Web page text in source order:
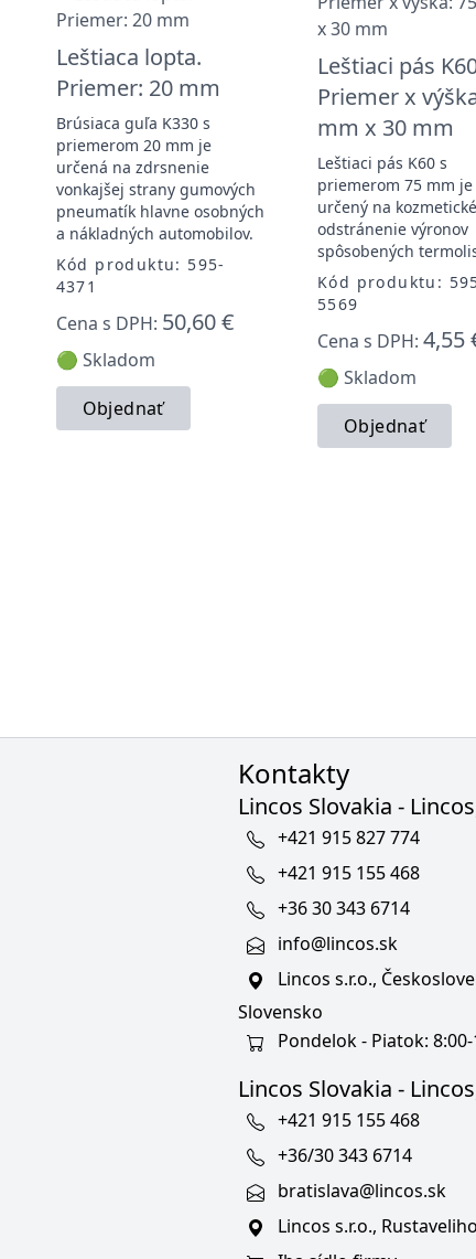
Leštiaca lopta.
Priemer: 20 mm
Brúsiaca guľa K330 s
priemerom 20 mm je
určená na zdrsnenie
vonkajšej strany gumových
pneumatík hlavne osobných
a nákladných automobilov.
Kód produktu: 595-
4371
Cena s DPH: 50,60 €
🟢 Skladom
Objednať
Leštiaci pás
Priemer x
mm x 30 mm
Leštiaci pás K60 s
priemerom 75 mm je
určený na kozmetické
odstránenie výronov
spôsobených
Kód produktu:
5569
Cena s DPH: 4,55
🟢 Skladom
Objednať
Kontakty
Lincos Slovakia -
+421 915 827 774
+421 915 155 468
+36 30 343 6714
info@lincos.sk
Lincos s.r.o.,
Slovensko
Pondelok - Piatok:
Lincos Slovakia -
+421 915 155 468
+36/30 343 6714
bratislava@lincos.sk
Lincos s.r.o.,